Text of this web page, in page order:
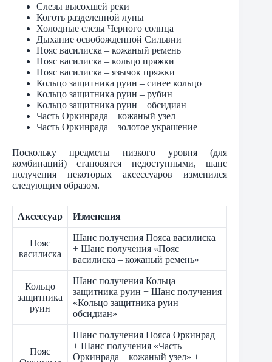
Слезы высохшей реки
Коготь разделенной луны
Холодные слезы Черного солнца
Дыхание освобожденной Сильвии
Пояс василиска – кожаный ремень
Пояс василиска – кольцо пряжки
Пояс василиска – язычок пряжки
Кольцо защитника руин – синее кольцо
Кольцо защитника руин – рубин
Кольцо защитника руин – обсидиан
Часть Оркинрада – кожаный узел
Часть Оркинрада – золотое украшение
Поскольку предметы низкого уровня (для
комбинаций) становятся недоступными, шанс
получения некоторых аксессуаров изменился
следующим образом.
Аксессуар Изменения
Пояс
василиска
Шанс получения Пояса василиска
+ Шанс получения «Пояс
василиска – кожаный ремень»
Кольцо
защитника
руин
Шанс получения Кольца
защитника руин + Шанс получения
«Кольцо защитника руин –
обсидиан»
Пояс
Шанс получения Пояса Оркинрад
+ Шанс получения «Часть
Оркинрада – кожаный узел» +